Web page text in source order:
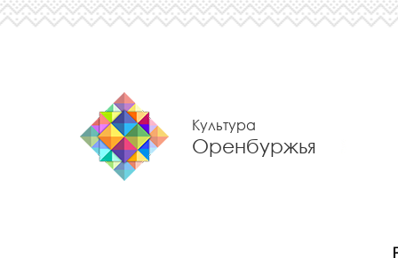
Культура
Оренбуржья